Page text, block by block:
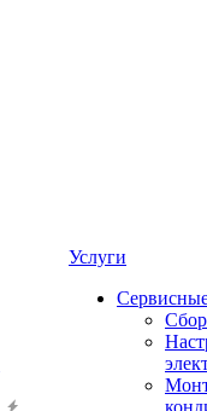
Услуги